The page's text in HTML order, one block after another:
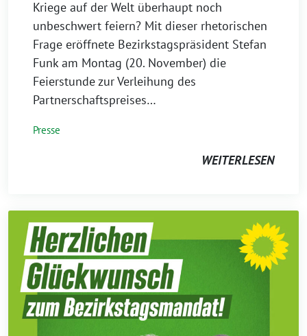
Kriege auf der Welt überhaupt noch
unbeschwert feiern? Mit dieser rhetorischen
Frage eröffnete Bezirkstagspräsident Stefan
Funk am Montag (20. November) die
Feierstunde zur Verleihung des
Partnerschaftspreises…
Presse
WEITERLESEN